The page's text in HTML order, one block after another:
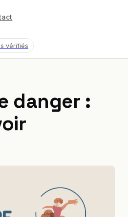
vérifiés
danger :